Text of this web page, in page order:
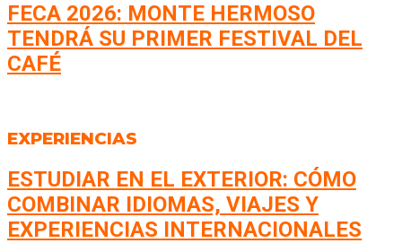
FECA 2026: MONTE HERMOSO
TENDRÁ SU PRIMER FESTIVAL DEL
CAFÉ
EXPERIENCIAS
ESTUDIAR EN EL EXTERIOR: CÓMO
COMBINAR IDIOMAS, VIAJES Y
EXPERIENCIAS INTERNACIONALES